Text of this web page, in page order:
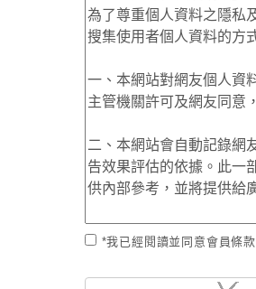
*我已經閱讀並同意會員條款